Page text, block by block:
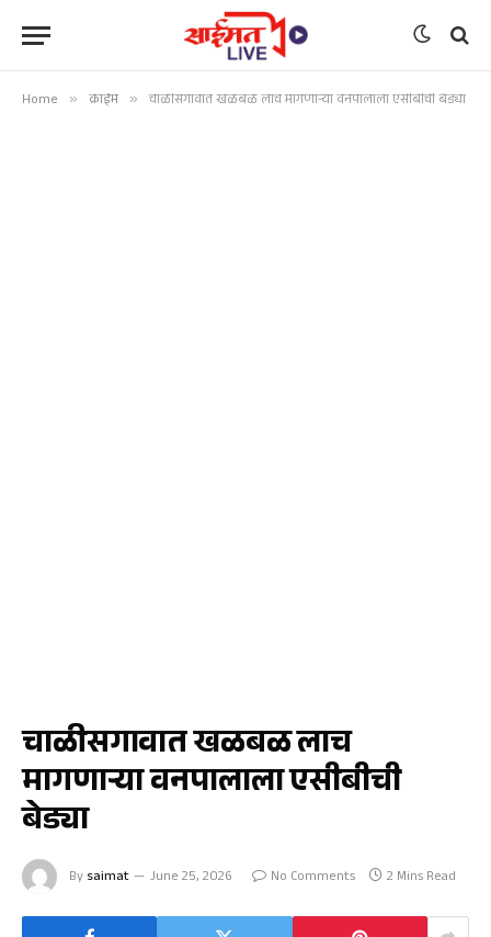
Home » क्राईम » चाळीसगावात खळबळ लाच मागणाऱ्या वनपालाला एसीबीची बेड्या
चाळीसगावात खळबळ लाच
मागणाऱ्या वनपालाला एसीबीची
बेड्या
By saimat June 25, 2026 No Comments 2 Mins Read